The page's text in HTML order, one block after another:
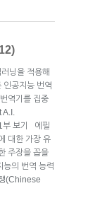
닝을 적용해
인공지능 번역
역기를 집중
부 보기 에필
대한 가장 유
주장을 꼽을
능의 번역 능력
(Chinese